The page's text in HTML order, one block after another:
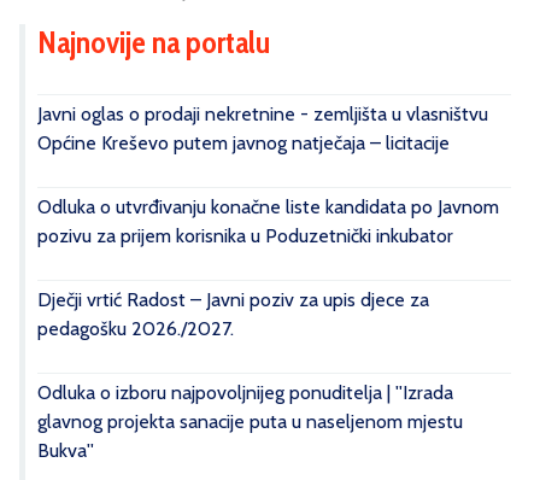
Najnovije na portalu
Javni oglas o prodaji nekretnine - zemljišta u vlasništvu
Općine Kreševo putem javnog natječaja – licitacije
Odluka o utvrđivanju konačne liste kandidata po Javnom
pozivu za prijem korisnika u Poduzetnički inkubator
Dječji vrtić Radost – Javni poziv za upis djece za
pedagošku 2026./2027.
Odluka o izboru najpovoljnijeg ponuditelja | ''Izrada
glavnog projekta sanacije puta u naseljenom mjestu
Bukva''